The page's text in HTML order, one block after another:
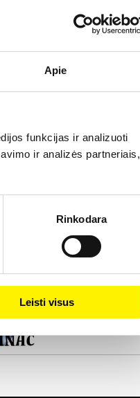
Apie
funkcijas ir analizuoti
ir analizės partneriais,
Rinkodara
Leisti visus
partneris